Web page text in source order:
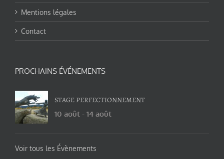
Mentions légales
Contact
PROCHAINS ÉVÉNEMENTS
STAGE PERFECTIONNEMENT
10 août - 14 août
Voir tous les Évènements